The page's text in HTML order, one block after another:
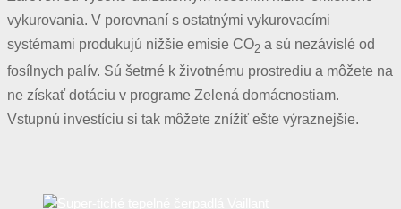
vykurovania. V porovnaní s ostatnými vykurovacími
systémami produkujú nižšie emisie CO2 a sú nezávislé od
fosílnych palív. Sú šetrné k životnému prostrediu a môžete na
ne získať dotáciu v programe Zelená domácnostiam.
Vstupnú investíciu si tak môžete znížiť ešte výraznejšie.